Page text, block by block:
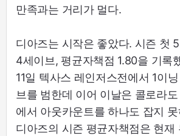
만족과는 거리가 멀다.
디아즈는 시작은 좋았다. 시즌 첫
4세이브, 평균자책점 1.80을 기록
11일 텍사스 레인저스전에서 1이
브를 범한데 이어 이날은 콜로라
에서 아웃카운트를 하나도 잡지
디아즈의 시즌 평균자책점은 현재